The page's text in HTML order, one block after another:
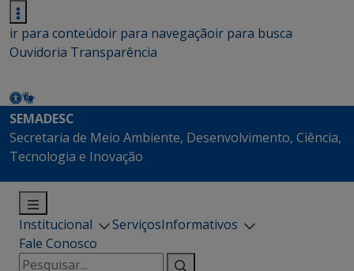
ir para conteúdoir para navegaçãoir para busca
Ouvidoria Transparência
SEMADESC
Secretaria de Meio Ambiente, Desenvolvimento, Ciência,
Tecnologia e Inovação
Institucional ServiçosInformativos
Fale Conosco
Pesquisar